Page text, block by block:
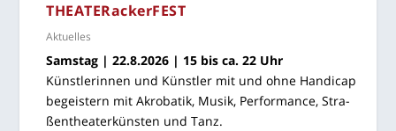
THEA­TER­acker­FEST
Aktuelles
Sams­tag | 22.8.2026 | 15 bis ca. 22 Uhr
Künst­le­rin­nen und Künst­ler mit und ohne Han­di­cap
begeis­tern mit Akro­ba­tik, Musik, Per­for­mance, Stra­
ßen­thea­ter­küns­ten und Tanz.